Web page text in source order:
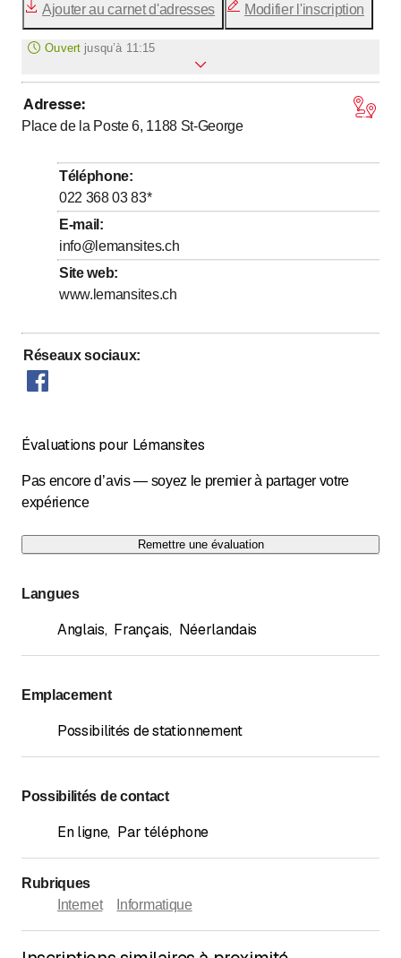
Ajouter au carnet d'adresses Modifier l'inscription
Ouvert jusqu’à 11:15
Lundi jusqu’à
15
Mardi
7:15- jusqu’à
11:
Mercredi
7:15- jusqu’à
11:15
Jeudi
Vendredi
Samedi
Dimanche
Adresse:
Place de la Poste 6, 1188 St-George
Téléphone:
022 368 03 83*
E-mail :
info@lemansites.ch
Site web:
www.lemansites.ch
Réseaux sociaux:
Évaluations pour Lémansites
Pas encore d’avis — soyez le premier à partager votre
expérience
Remettre une évaluation
Langues
Anglais, Français, Néerlandais
Emplacement
Possibilités de stationnement
Possibilités de contact
En ligne, Par téléphone
Rubriques
Internet
Informatique